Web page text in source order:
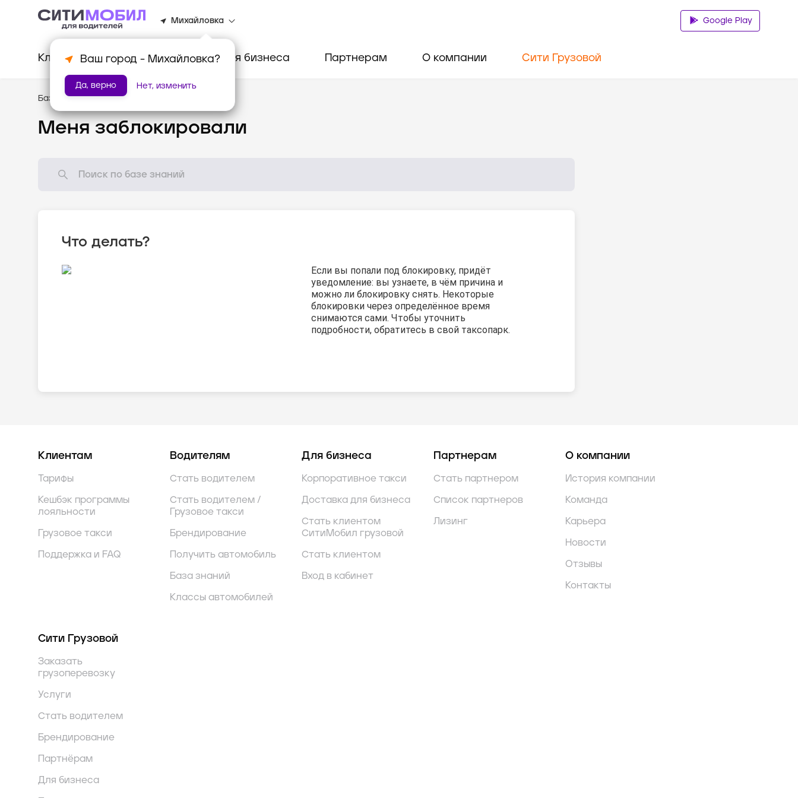
Михайловка
Ваш город - Михайловка?
Да, верно Нет, изменить
Google Play
Клиентам Водителям Для бизнеса Партнерам О компании Сити Грузовой
База знаний /Популярные вопросы
Меня заблокировали
Что делать?
Если вы попали под блокировку, придёт
уведомление: вы узнаете, в чём причина и
можно ли блокировку снять. Некоторые
блокировки через определённое время
снимаются сами. Чтобы уточнить
подробности, обратитесь в свой таксопарк.
Если вы попали под блокировку, придёт
уведомление: вы узнаете, в чём причина и
можно ли блокировку снять. Некоторые
блокировки через определённое время
снимаются сами. Чтобы уточнить
подробности, обратитесь в свой таксопарк.
Если вы попали под блокировку, придёт
уведомление: вы узнаете, в чём причина и
можно ли блокировку снять. Некоторые
блокировки через определённое время
снимаются сами. Чтобы уточнить
подробности, обратитесь в свой таксопарк.
Клиентам
Тарифы
Кешбэк программы
лояльности
Грузовое такси
Поддержка и FAQ
Водителям
Стать водителем
Стать водителем /
Грузовое такси
Брендирование
Получить автомобиль
База знаний
Классы автомобилей
Для бизнеса
Корпоративное такси
Доставка для бизнеса
Стать клиентом
СитиМобил грузовой
Стать клиентом
Вход в кабинет
Партнерам
Стать партнером
Список партнеров
Лизинг
О компании
История компании
Команда
Карьера
Новости
Отзывы
Контакты
Сити Грузовой
Заказать
грузоперевозку
Услуги
Стать водителем
Брендирование
Партнёрам
Для бизнеса